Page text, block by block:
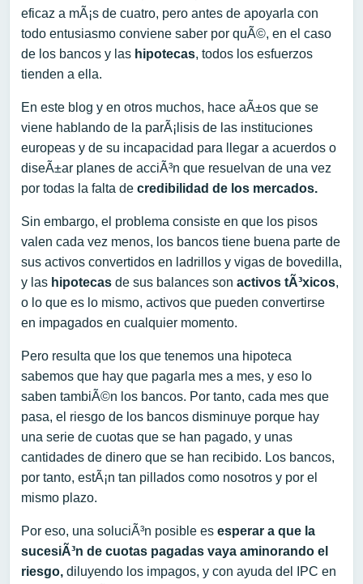
eficaz a mÃ¡s de cuatro, pero antes de apoyarla con
todo entusiasmo conviene saber por quÃ©, en el caso
de los bancos y las hipotecas, todos los esfuerzos
tienden a ella.
En este blog y en otros muchos, hace aÃ±os que se
viene hablando de la parÃ¡lisis de las instituciones
europeas y de su incapacidad para llegar a acuerdos o
diseÃ±ar planes de acciÃ³n que resuelvan de una vez
por todas la falta de credibilidad de los mercados.
Sin embargo, el problema consiste en que los pisos
valen cada vez menos, los bancos tiene buena parte de
sus activos convertidos en ladrillos y vigas de bovedilla,
y las hipotecas de sus balances son activos tÃ³xicos,
o lo que es lo mismo, activos que pueden convertirse
en impagados en cualquier momento.
Pero resulta que los que tenemos una hipoteca
sabemos que hay que pagarla mes a mes, y eso lo
saben tambiÃ©n los bancos. Por tanto, cada mes que
pasa, el riesgo de los bancos disminuye porque hay
una serie de cuotas que se han pagado, y unas
cantidades de dinero que se han recibido. Los bancos,
por tanto, estÃ¡n tan pillados como nosotros y por el
mismo plazo.
Por eso, una soluciÃ³n posible es esperar a que la
sucesiÃ³n de cuotas pagadas vaya aminorando el
riesgo, diluyendo los impagos, y con ayuda del IPC en